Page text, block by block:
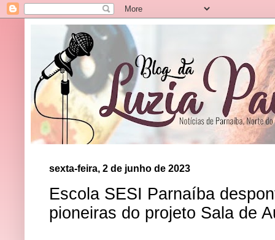
sexta-feira, 2 de junho de 2023
Escola SESI Parnaíba
pioneiras do projeto Sala de